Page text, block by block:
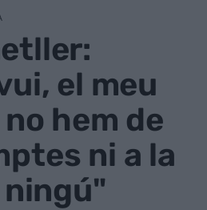
el meu
hem de
ni a la
ningú"